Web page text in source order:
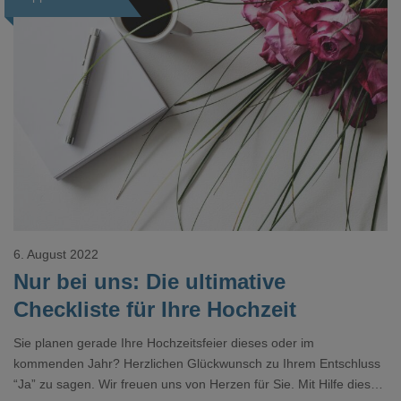
Nur bei uns: Die ultimative
Checkliste für Ihre Hochzeit
6. August 2022
Sie planen gerade Ihre Hochzeitsfeier dieses oder im
kommenden Jahr? Herzlichen Glückwunsch zu Ihrem Entschluss
“Ja” zu sagen. Wir freuen uns von Herzen für Sie. Mit Hilfe dieser